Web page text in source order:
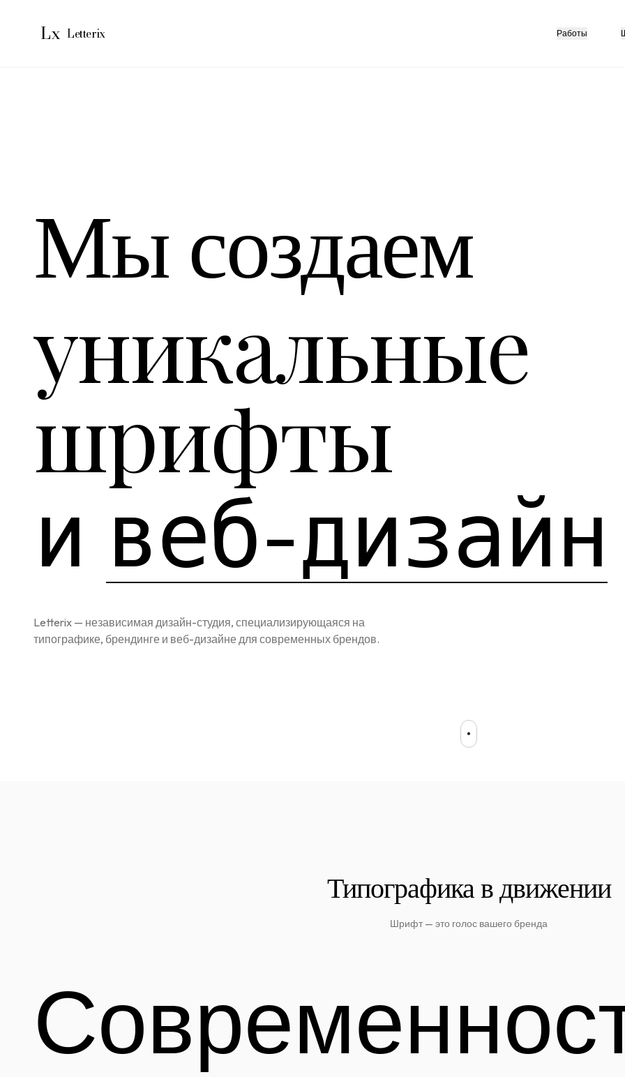
Lx Letterix Работы
Мысоздаем
уникальные
шрифты
и веб-дизайн
Letterix — независимая дизайн-студия, специализирующаяся на
типографике, брендинге и веб-дизайне для современных брендов.
Типографика в движении
Шрифт — это голос вашего бренда